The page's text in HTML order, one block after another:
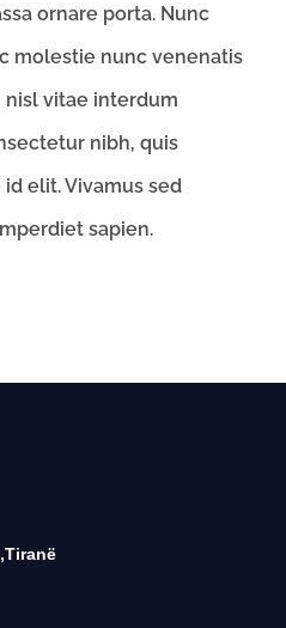
ornare porta. Nunc
molestie nunc venenatis
nisl vitae interdum
nibh, quis
elit. Vivamus sed
sapien.